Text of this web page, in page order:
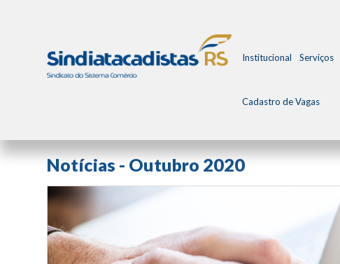
Institucional Serviços
Cadastro de Vagas
Notícias - Outubro 2020